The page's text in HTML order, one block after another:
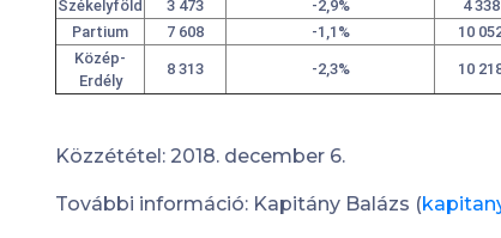
Székelyföld
3 473 -2,9% 4 338
Partium
7 608 -1,1% 10
Közép-
Erdély
8 313 -2,3% 10
Közzététel: 2018. december 6.
További információ: Kapitány Balázs (